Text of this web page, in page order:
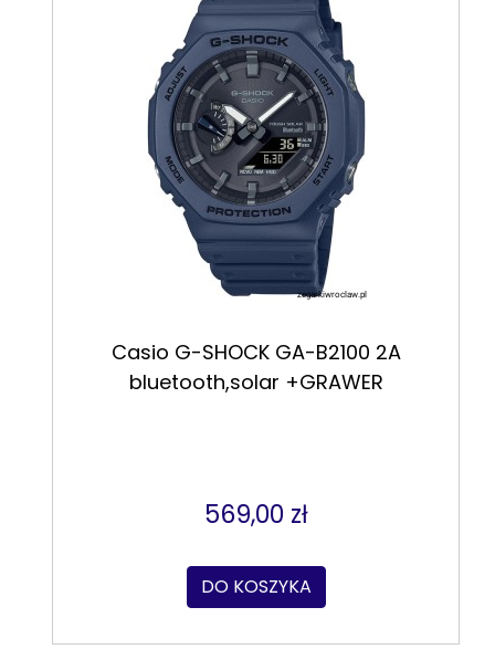
Casio G-SHOCK GA-B2100 2A
bluetooth,solar +GRAWER
569,00 zł
DO KOSZYKA